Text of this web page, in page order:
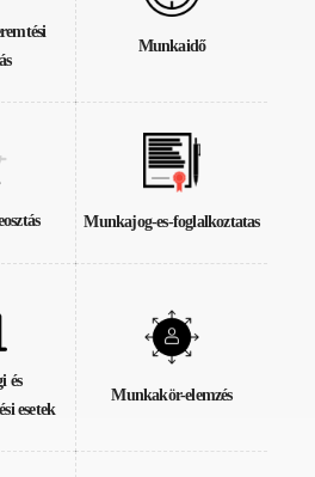
Munkaidő
Munkajog-es-foglalkoztatas
és
esetek
Munkakör-elemzés